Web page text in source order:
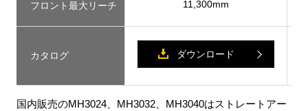
フロント最大リーチ 11,300mm
カタログ ダウンロード
国内販売のMH3024、MH3032、MH3040はストレートアー